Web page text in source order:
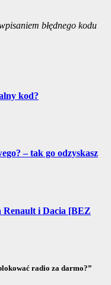
błędnego kodu
kod?
– tak go odzyskasz
Renault i Dacia [BEZ
radio za darmo?”